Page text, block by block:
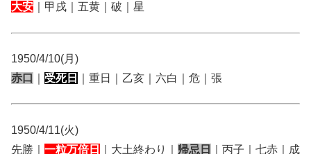
大安 ｜甲戌｜五黄｜破｜星
1950/4/10(月)
赤口
受死日 ｜重日｜乙亥｜六白｜危｜張
1950/4/11(火)
先勝｜ 一粒万倍日 ｜大土終わり｜ 帰忌日
｜丙子｜七赤｜成